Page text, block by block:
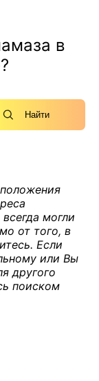
в
Найти
могли
от того, в
Если
или Вы
другого
поиском